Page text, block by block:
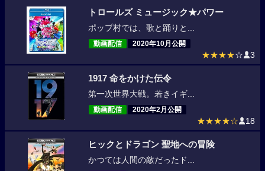
トロールズ ミュージック★パワー
ポップ村では、歌と踊りと...
動画配信 2020年10月公開
★★★★☆ 3
1917 命をかけた伝令
第一次世界大戦。若きイギ...
動画配信 2020年2月公開
★★★★☆ 18
ヒックとドラゴン 聖地への冒険
かつては人間の敵だったド...